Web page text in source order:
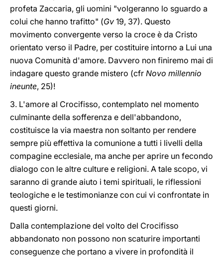
profeta Zaccaria, gli uomini "volgeranno lo sguardo a
colui che hanno trafitto" (Gv 19, 37). Questo
movimento convergente verso la croce è da Cristo
orientato verso il Padre, per costituire intorno a Lui una
nuova Comunità d'amore. Davvero non finiremo mai di
indagare questo grande mistero (cfr Novo millennio
ineunte, 25)!
3. L'amore al Crocifisso, contemplato nel momento
culminante della sofferenza e dell'abbandono,
costituisce la via maestra non soltanto per rendere
sempre più effettiva la comunione a tutti i livelli della
compagine ecclesiale, ma anche per aprire un fecondo
dialogo con le altre culture e religioni. A tale scopo, vi
saranno di grande aiuto i temi spirituali, le riflessioni
teologiche e le testimonianze con cui vi confrontate in
questi giorni.
Dalla contemplazione del volto del Crocifisso
abbandonato non possono non scaturire importanti
conseguenze che portano a vivere in profondità il